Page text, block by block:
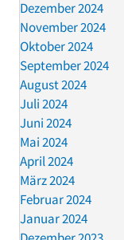
Dezember 2024
November 2024
Oktober 2024
September 2024
August 2024
Juli 2024
Juni 2024
Mai 2024
April 2024
März 2024
Februar 2024
Januar 2024